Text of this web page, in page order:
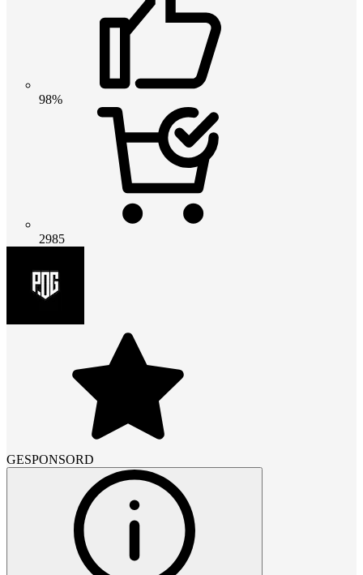
98%
2985
GESPONSORD